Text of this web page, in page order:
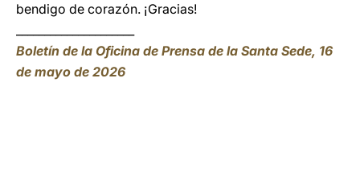
bendigo de corazón. ¡Gracias!
Boletín de la Oficina de Prensa de la Santa Sede, 16
de mayo de 2026